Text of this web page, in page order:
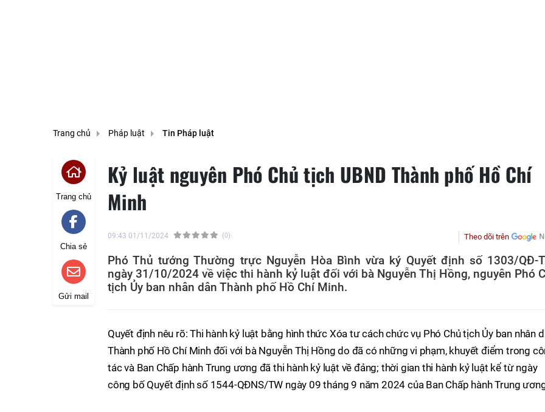
Trang chủ Pháp luật Tin Pháp luật
Trang chủ
Chia sẻ
Gửi mail
Kỷ luật nguyên Phó Chủ tịch UBND Thành phố Hồ Chí
Minh
09:43 01/11/2024 (0) Theo dõi trên
Phó Thủ tướng Thường trực Nguyễn Hòa Bình vừa ký Quyết định số 1303/QĐ-
ngày 31/10/2024 về việc thi hành kỷ luật đối với bà Nguyễn Thị Hồng, nguyên Phó
tịch Ủy ban nhân dân Thành phố Hồ Chí Minh.
Quyết định nêu rõ: Thi hành kỷ luật bằng hình thức Xóa tư cách chức vụ Phó Chủ tịch Ủy ban nhân
Thành phố Hồ Chí Minh đối với bà Nguyễn Thị Hồng do đã có những vi phạm, khuyết điểm trong
tác và Ban Chấp hành Trung ương đã thi hành kỷ luật về đảng; thời gian thi hành kỷ luật kể từ ngày
công bố Quyết định số 1544-QĐNS/TW ngày 09 tháng 9 năm 2024 của Ban Chấp hành Trung